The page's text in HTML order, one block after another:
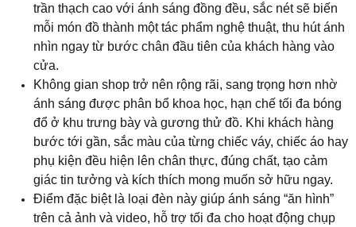
trần thạch cao với ánh sáng đồng đều, sắc nét sẽ biến
mỗi món đồ thành một tác phẩm nghệ thuật, thu hút ánh
nhìn ngay từ bước chân đầu tiên của khách hàng vào
cửa.
Không gian shop trở nên rộng rãi, sang trọng hơn nhờ
ánh sáng được phân bổ khoa học, hạn chế tối đa bóng
đổ ở khu trưng bày và gương thử đồ. Khi khách hàng
bước tới gần, sắc màu của từng chiếc váy, chiếc áo hay
phụ kiện đều hiện lên chân thực, đúng chất, tạo cảm
giác tin tưởng và kích thích mong muốn sở hữu ngay.
Điểm đặc biệt là loại đèn này giúp ánh sáng “ăn hình”
trên cả ảnh và video, hỗ trợ tối đa cho hoạt động chụp